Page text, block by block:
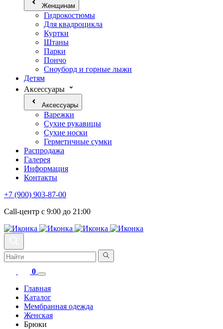
Женщинам
Гидрокостюмы
Для квадроцикла
Куртки
Штаны
Парки
Пончо
Сноуборд и горные лыжи
Детям
Аксессуары
Аксессуары
Варежки
Сухие рукавицы
Сухие носки
Герметичные сумки
Распродажа
Галерея
Информация
Контакты
+7 (900) 903-87-00
Call-центр с 9:00 до 21:00
0
Главная
Каталог
Мембранная одежда
Женская
Брюки